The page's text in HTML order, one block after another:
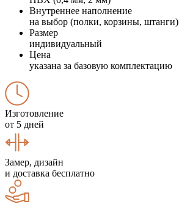
Внутреннее наполнение
на выбор (полки, корзины, штанги)
Размер
индивидуальный
Цена
указана за базовую комплектацию
Изготовление
от 5 дней
Замер, дизайн
и доставка бесплатно